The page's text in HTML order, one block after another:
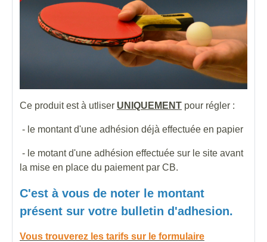
Ce produit est à utliser UNIQUEMENT pour régler :
- le montant d'une adhésion déjà effectuée en papier
- le motant d'une adhésion effectuée sur le site avant
la mise en place du paiement par CB.
C'est à vous de noter le montant
présent sur votre bulletin d'adhesion.
Vous trouverez les tarifs sur le formulaire